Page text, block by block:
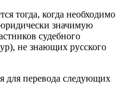
тогда, когда необходимо
значимую
судебного
не знающих русского
для перевода следующих